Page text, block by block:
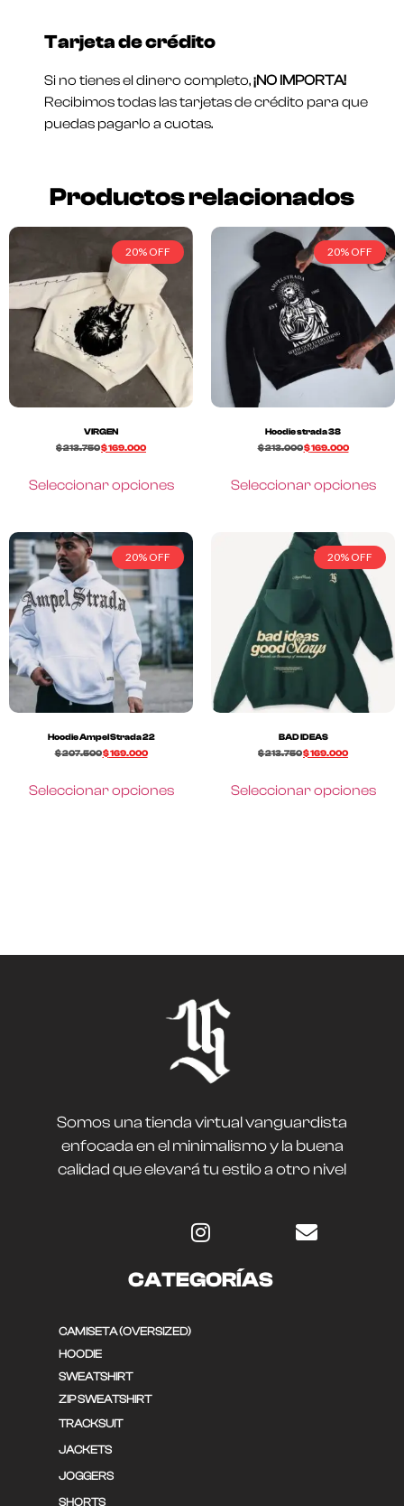
Tarjeta de crédito
Si no tienes el dinero completo,¡NO IMPORTA!
Recibimos todas las tarjetas de crédito para que
puedas pagarlo a cuotas.
Productos relacionados
20% OFF
VIRGEN
$213.750$169.000
Seleccionar opciones
20% OFF
Hoodie strada 38
$213.000$169.000
Seleccionar opciones
20% OFF
Hoodie Ampel Strada 22
$207.500$169.000
Seleccionar opciones
20% OFF
BAD IDEAS
$213.750$169.000
Seleccionar opciones
Somos una tienda virtual vanguardista
enfocada en el minimalismo y la buena
calidad que elevará tu estilo a otro nivel
CATEGORÍAS
CAMISETA (OVERSIZED)
HOODIE
SWEATSHIRT
ZIP SWEATSHIRT
TRACKSUIT
JACKETS
JOGGERS
SHORTS